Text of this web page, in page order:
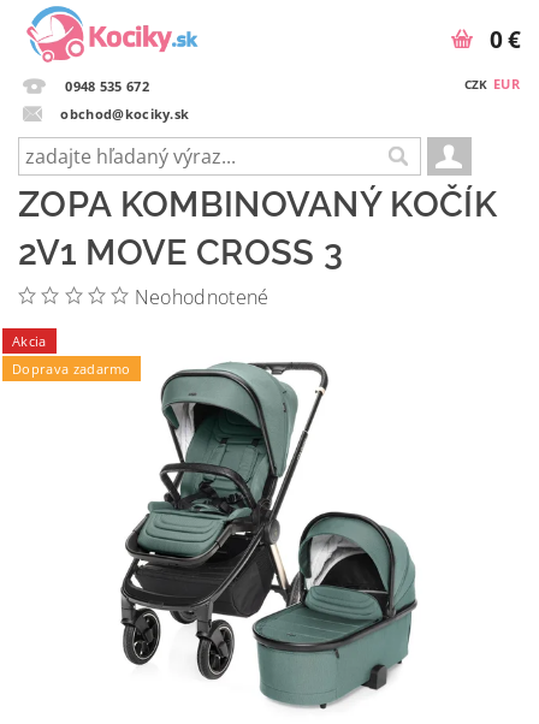
0948 535 672
obchod@kociky.sk
CZK EUR
0 €
ZOPA KOMBINOVANÝ KOČÍK
2V1 MOVE CROSS 3
Neohodnotené
Akcia
Doprava zadarmo